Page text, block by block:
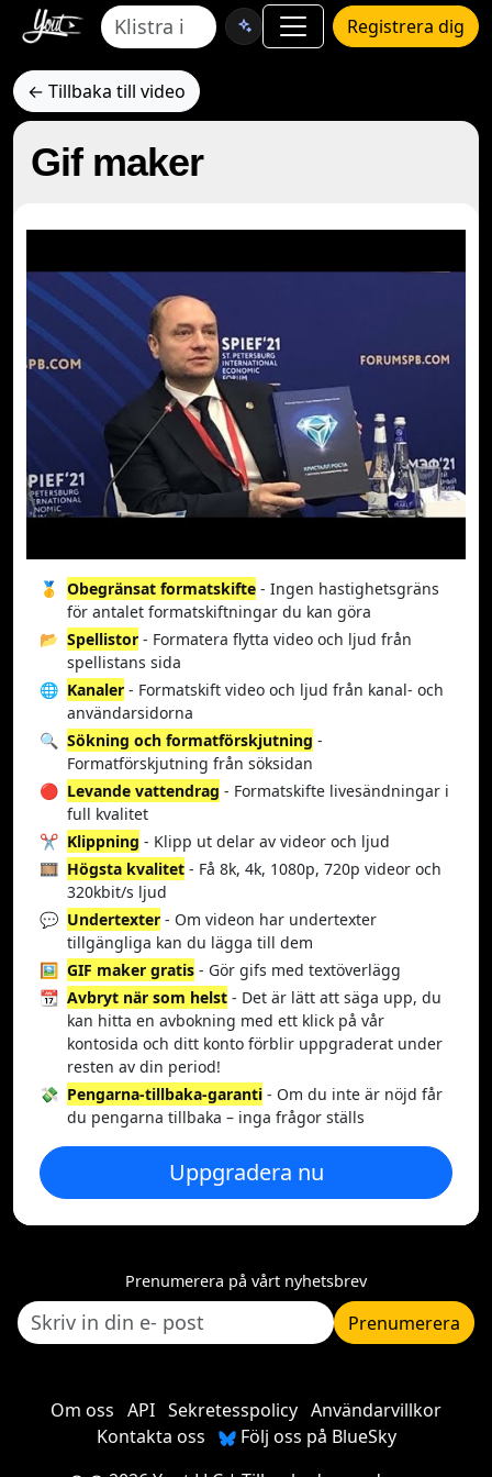
Registrera dig
← Tillbaka till video
Gif maker
🥇 Obegränsat formatskifte - Ingen hastighetsgräns
för antalet formatskiftningar du kan göra
📂 Spellistor - Formatera flytta video och ljud från
spellistans sida
🌐 Kanaler - Formatskift video och ljud från kanal- och
användarsidorna
🔍 Sökning och formatförskjutning -
Formatförskjutning från söksidan
🔴 Levande vattendrag - Formatskifte livesändningar i
full kvalitet
✂️ Klippning - Klipp ut delar av videor och ljud
🎞️ Högsta kvalitet - Få 8k, 4k, 1080p, 720p videor och
320kbit/s ljud
💬 Undertexter - Om videon har undertexter
tillgängliga kan du lägga till dem
🖼️ GIF maker gratis - Gör gifs med textöverlägg
📆 Avbryt när som helst - Det är lätt att säga upp, du
kan hitta en avbokning med ett klick på vår
kontosida och ditt konto förblir uppgraderat under
resten av din period!
💸 Pengarna-tillbaka-garanti - Om du inte är nöjd får
du pengarna tillbaka – inga frågor ställs
Uppgradera nu
Prenumerera på vårt nyhetsbrev
Prenumerera
Om oss API Sekretesspolicy Användarvillkor
Kontakta oss
Följ oss på BlueSky